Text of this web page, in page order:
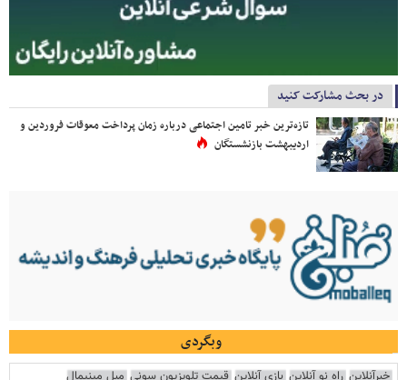
در بحث مشارکت کنید
تازه‌ترین خبر تامین اجتماعی درباره زمان پرداخت معوقات فروردین و
اردیبهشت بازنشستگان
وبگردی